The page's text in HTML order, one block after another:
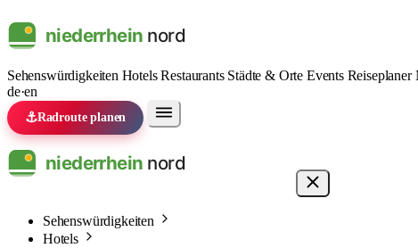
Sehenswürdigkeiten HotelsRestaurants Städte & Orte Events Reiseplaner
de·en
⚓Radroute planen
Sehenswürdigkeiten
Hotels